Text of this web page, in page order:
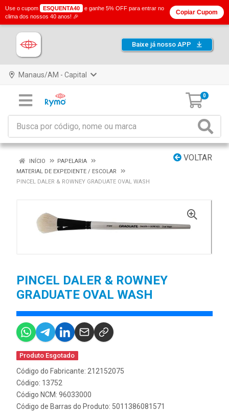
Baixe já nosso APP
Manaus/AM - Capital
0
VOLTAR
INÍCIO
PAPELARIA
MATERIAL DE EXPEDIENTE / ESCOLAR
PINCEL DALER & ROWNEY GRADUATE OVAL WASH
PINCEL DALER & ROWNEY
GRADUATE OVAL WASH
Produto Esgotado
Código do Fabricante: 212152075
Código: 13752
Código NCM: 96033000
Código de Barras do Produto: 5011386081571
Use o cupom ESQUENTA40
e ganhe 5% OFF para entrar no
clima dos nossos 40 anos! 🎉
Copiar Cupom